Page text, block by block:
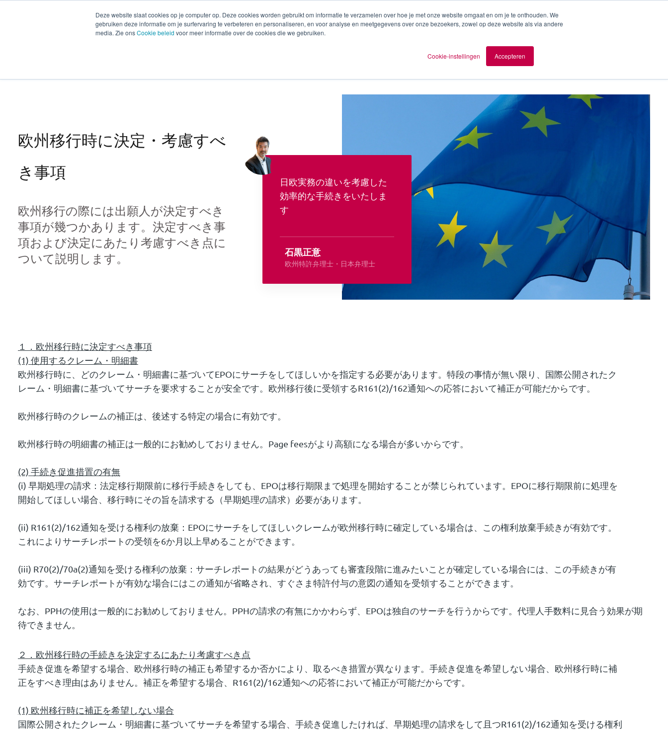
Deze website slaat cookies op je computer op. Deze cookies worden gebruikt om informatie te verzamelen over hoe je met onze website omgaat en om je te onthouden. We
gebruiken deze informatie om je surfervaring te verbeteren en personaliseren, en voor analyse en meetgegevens over onze bezoekers, zowel op deze website als via andere
media. Zie onsCookie beleid voor meer informatie over de cookies die we gebruiken.
Cookie-instellingen Accepteren
ジャパンデスク 提供サービス 実務情報
欧州移行時に決定・考慮すべ
き事項
欧州移行の際には出願人が決定すべき
事項が幾つかあります。決定すべき事
項および決定にあたり考慮すべき点に
ついて説明します。
日欧実務の違いを考慮した
効率的な手続きをいたしま
す
石黒正意
欧州特許弁理士・日本弁理士
１．欧州移行時に決定すべき事項
(1) 使用するクレーム・明細書
欧州移行時に、どのクレーム・明細書に基づいてEPOにサーチをしてほしいかを指定する必要があります。特段の事情が無い限り、国際公開されたク
レーム・明細書に基づいてサーチを要求することが安全です。欧州移行後に受領するR161(2)/162通知への応答において補正が可能だからです。
欧州移行時のクレームの補正は、後述する特定の場合に有効です。
欧州移行時の明細書の補正は一般的にお勧めしておりません。Page feesがより高額になる場合が多いからです。
(2) 手続き促進措置の有無
(i) 早期処理の請求： 法定移行期限前に移行手続きをしても、EPOは移行期限まで処理を開始することが禁じられています。EPOに移行期限前に処理を
開始してほしい場合、移行時にその旨を請求する（早期処理の請求）必要があります。
(ii) R161(2)/162通知を受ける権利の放棄：EPOにサーチをしてほしいクレームが欧州移行時に確定している場合は、この権利放棄手続きが有効です。
これによりサーチレポートの受領を6か月以上早めることができます。
(iii) R70(2)/70a(2)通知を受ける権利の放棄：サーチレポートの結果がどうあっても審査段階に進みたいことが確定している場合には、この手続きが有
効です。サーチレポートが有効な場合にはこの通知が省略され、すぐさま特許付与の意図の通知を受領することができます。
なお、PPHの使用は一般的にお勧めしておりません。PPHの請求の有無にかかわらず、EPOは独自のサーチを行うからです。代理人手数料に見合う効果が期
待できません。
２．欧州移行時の手続きを決定するにあたり考慮すべき点
手続き促進を希望する場合、欧州移行時の補正も希望するか否かにより、取るべき措置が異なります。手続き促進を希望しない場合、欧州移行時に補
正をすべき理由はありません。補正を希望する場合、R161(2)/162通知への応答において補正が可能だからです。
(1) 欧州移行時に補正を希望しない場合
国際公開されたクレーム・明細書に基づいてサーチを希望する場合、手続き促進したければ、早期処理の請求をして且つR161(2)/162通知を受ける権利